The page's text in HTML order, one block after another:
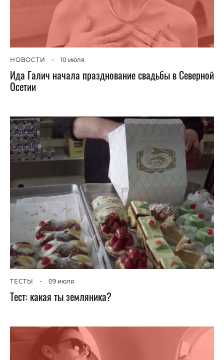
НОВОСТИ • 10 июля
Ида Галич начала празднование свадьбы в Северной
Осетии
ТЕСТЫ • 09 июля
Тест: какая ты земляника?